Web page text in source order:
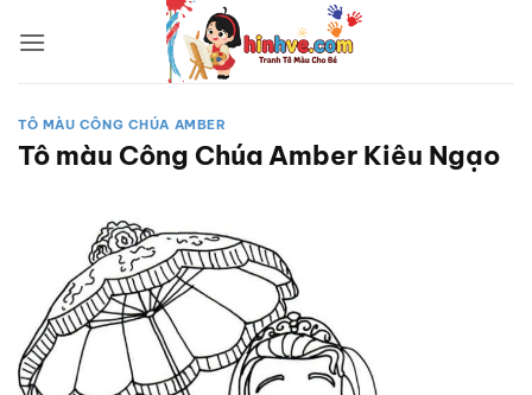
qua
TÔ MÀU CÔNG CHÚA AMBER
Tô màu Công Chúa Amber Kiêu Ngạo